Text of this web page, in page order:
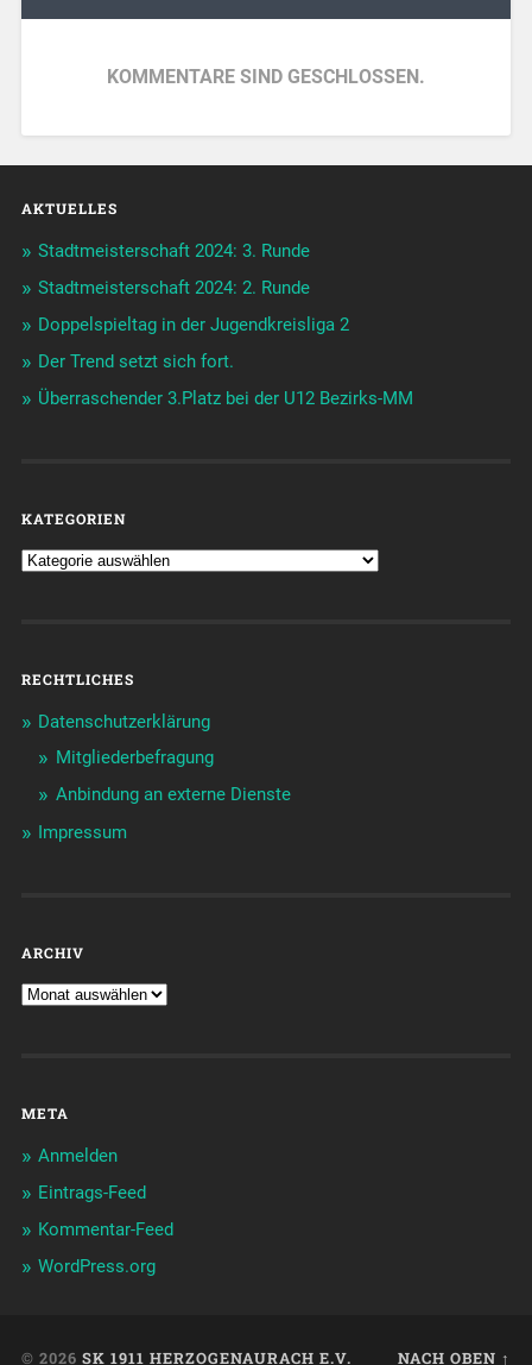
KOMMENTARE SIND GESCHLOSSEN.
AKTUELLES
Stadtmeisterschaft 2024: 3. Runde
Stadtmeisterschaft 2024: 2. Runde
Doppelspieltag in der Jugendkreisliga 2
Der Trend setzt sich fort.
Überraschender 3.Platz bei der U12 Bezirks-MM
KATEGORIEN
RECHTLICHES
Datenschutzerklärung
Mitgliederbefragung
Anbindung an externe Dienste
Impressum
ARCHIV
META
Anmelden
Eintrags-Feed
Kommentar-Feed
WordPress.org
© 2026 SK 1911 HERZOGENAURACH E.V. NACH OBEN ↑